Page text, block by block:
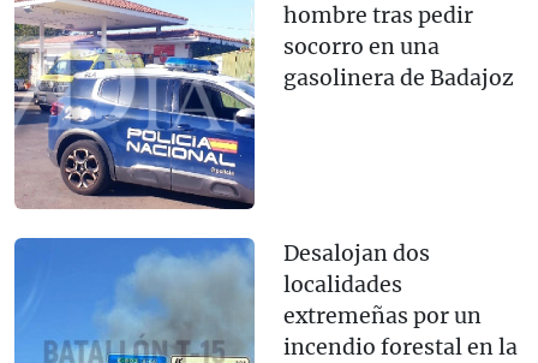
hombre tras pedir
socorro en una
gasolinera de Badajoz
Desalojan dos
localidades
extremeñas por un
incendio forestal en la